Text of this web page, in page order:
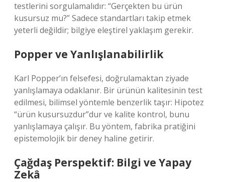
testlerini sorgulamalıdır: “Gerçekten bu ürün
kusursuz mu?” Sadece standartları takip etmek
yeterli değildir; bilgiye eleştirel yaklaşım gerekir.
Popper ve Yanlışlanabilirlik
Karl Popper’ın felsefesi, doğrulamaktan ziyade
yanlışlamaya odaklanır. Bir ürünün kalitesinin test
edilmesi, bilimsel yöntemle benzerlik taşır: Hipotez
“ürün kusursuzdur”dur ve kalite kontrol, bunu
yanlışlamaya çalışır. Bu yöntem, fabrika pratiğini
epistemolojik bir deney haline getirir.
Çağdaş Perspektif: Bilgi ve Yapay
Zekâ